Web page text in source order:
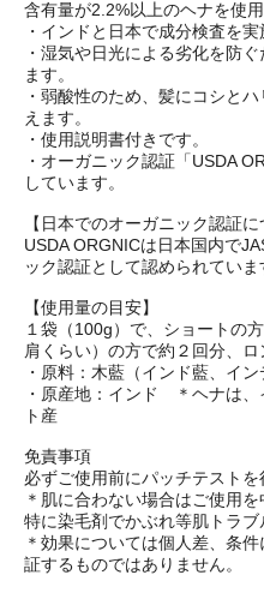
含有量が2.2%以上のヘナを使用
・インドと日本で成分検査を
・湿気や日光による劣化を防
ます。
・弱酸性のため、髪にコシと
えます。
・使用説明書付きです。
・オーガニック認証「USDA
しています。
【日本でのオーガニック認証に
USDA ORGNICは日本国内で
ック認証として認められていま
【使用量の目安】
１袋（100g）で、ショートの
肩くらい）の方で約２回分、ロ
・原料：木藍（インド藍、イ
・原産地：インド ＊ヘナは、
ト産
免責事項
必ずご使用前にパッチテストを
＊肌に合わない場合はご使用
特に染毛剤でかぶれ等肌トラブ
＊効果については個人差、条
証するものではありません。